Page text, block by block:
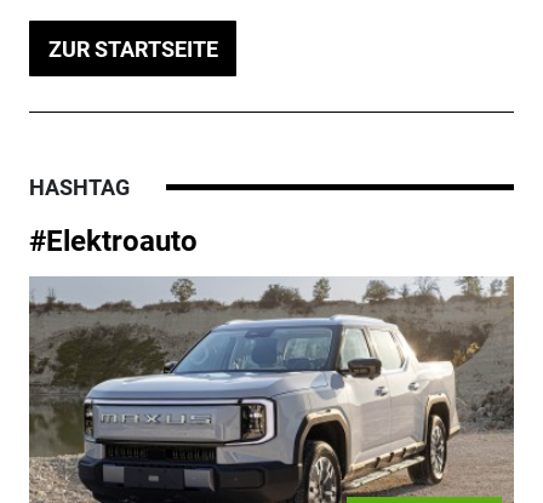
ZUR STARTSEITE
HASHTAG
#Elektroauto